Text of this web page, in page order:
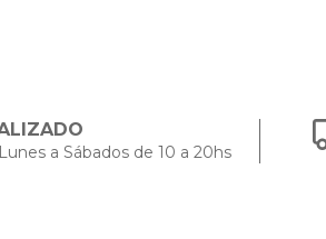
a Sábados de 10 a 20hs